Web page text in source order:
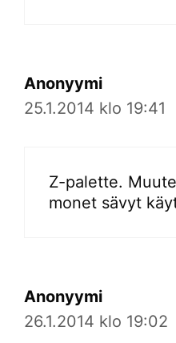
Anonyymi
25.1.2014 klo 19:41
Z-palette.
monet sävyt
Anonyymi
26.1.2014 klo 19:02